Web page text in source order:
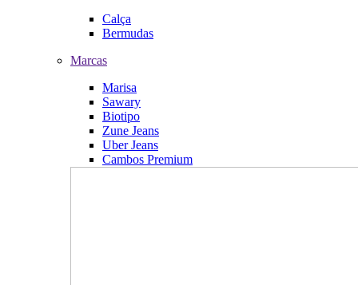
Calça
Bermudas
Marcas
Marisa
Sawary
Biotipo
Zune Jeans
Uber Jeans
Cambos Premium